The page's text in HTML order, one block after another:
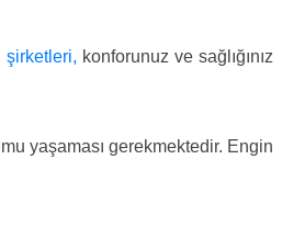
şirketleri, konforunuz ve sağlığınız
yaşaması gerekmektedir. Engin